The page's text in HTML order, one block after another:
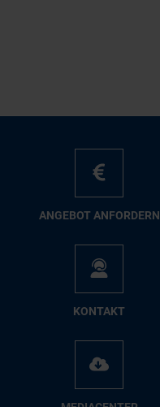
AN­GE­BOT AN­FOR­DERN
KON­TAKT